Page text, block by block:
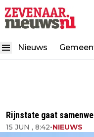
Nieuws
Rijnstate gaat
15 JUN , 8:42•NIEUWS